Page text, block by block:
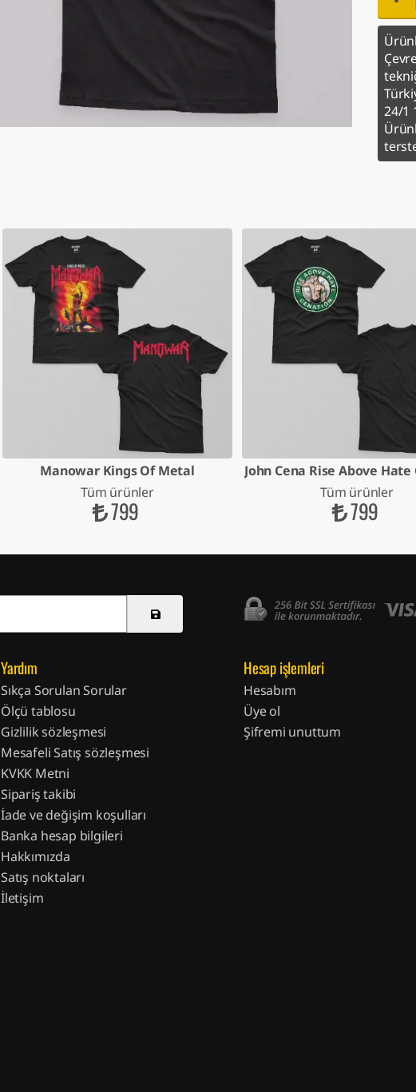
24/1
Manowar Kings Of Metal
Tüm ürünler
799
Tüm ürünler
799
Yardım
Sıkça Sorulan Sorular
Ölçü tablosu
Gizlilik sözleşmesi
Mesafeli Satış sözleşmesi
KVKK Metni
Sipariş takibi
İade ve değişim koşulları
Banka hesap bilgileri
Hakkımızda
Satış noktaları
İletişim
Hesap işlemleri
Hesabım
Üye ol
Şifremi unuttum